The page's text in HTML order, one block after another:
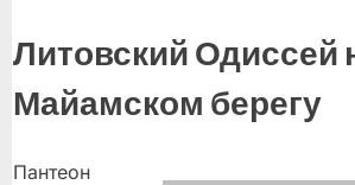
Литовский Одиссей
Майамском берегу
Пантеон